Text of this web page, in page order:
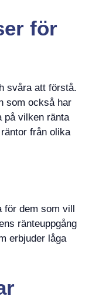
för
svåra att förstå.
som också har
på vilken ränta
från olika
för dem som vill
ränteuppgång
erbjuder låga